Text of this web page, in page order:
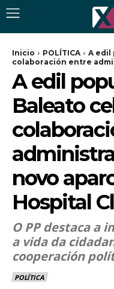
Inicio POLÍTICA
A edil
colaboración entre
A edil
Baleato
novo
Hospital
O PP destaca a
a vida da
cooperación
POLÍTICA